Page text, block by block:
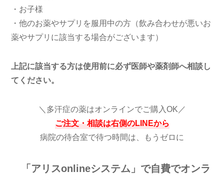
・お子様
・他のお薬やサプリを服用中の方（飲み合わせが悪いお
薬やサプリに該当する場合がございます）
上記に該当する方は使用前に必ず医師や薬剤師へ相談し
てください。
＼多汗症の薬はオンラインでご購入OK ／
ご注文・相談は右側のLINEから
病院の待合室で待つ時間は、もうゼロに
「アリスonlineシステム」で自費でオンラ